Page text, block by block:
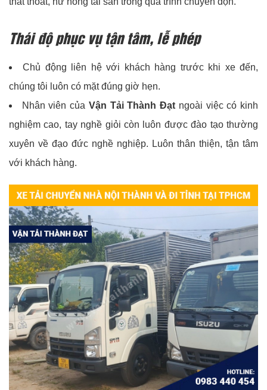
Thái độ phục vụ tận tâm, lễ phép
Chủ động liên hệ với khách hàng trước khi xe đến,
chúng tôi luôn có mặt đúng giờ hẹn.
Nhân viên của Vận Tải Thành Đạt ngoài việc có kinh
nghiệm cao, tay nghề giỏi còn luôn được đào tạo thường
xuyên về đạo đức nghề nghiệp. Luôn thân thiện, tận tâm
với khách hàng.